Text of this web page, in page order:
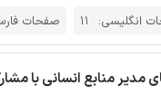
انگلیسی: 11 صفحات
مدیر منابع انسانی با